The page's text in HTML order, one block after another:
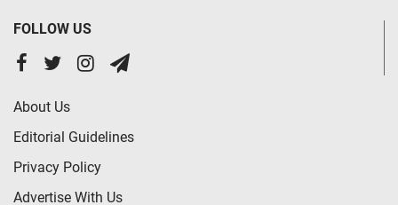
FOLLOW US
About Us
Editorial Guidelines
Privacy Policy
Advertise With Us